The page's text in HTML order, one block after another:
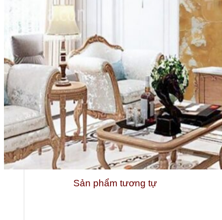
Tổng quan doanh nghiệp
Sản phẩm tương tự